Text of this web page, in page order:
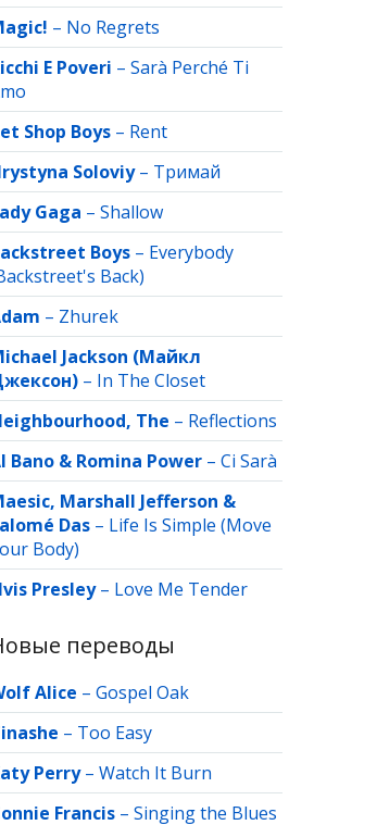
– No Regrets
E Poveri – Sarà Perché Ti
Shop Boys – Rent
Soloviy– Тримай
Gaga – Shallow
Boys – Everybody
Back)
– Zhurek
Jackson (Майкл
– In The Closet
The – Reflections
Bano & Romina Power – Ci Sarà
Marshall Jefferson &
Das – Life Is Simple (Move
Body)
Presley– Love Me Tender
переводы
Alice – Gospel Oak
– Too Easy
Perry– Watch It Burn
Francis – Singing the Blues